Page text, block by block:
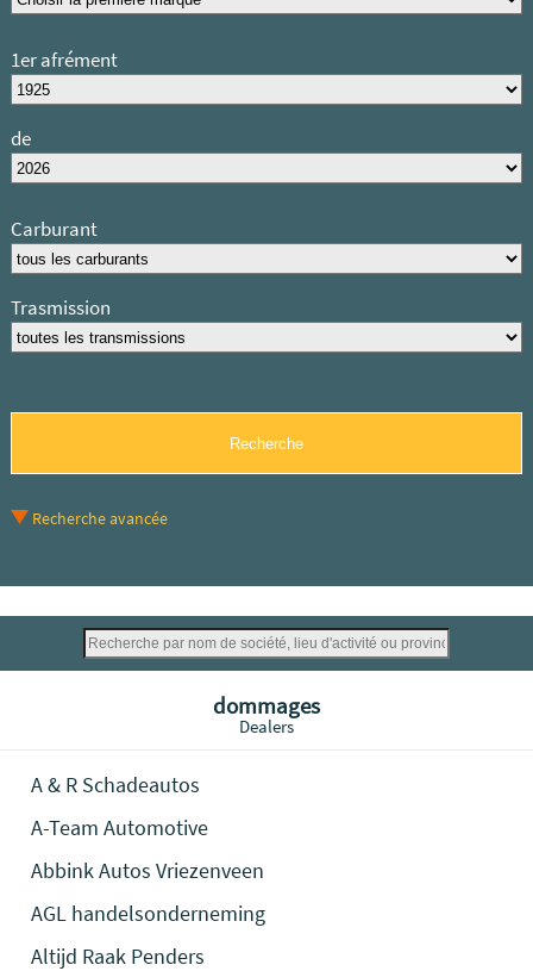
1er afrément
de
Carburant
Trasmission
Recherche avancée
dommages
Dealers
A & R Schadeautos
A-Team Automotive
Abbink Autos Vriezenveen
AGL handelsonderneming
Altijd Raak Penders